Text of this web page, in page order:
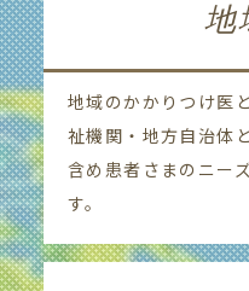
地
地域のかかりつけ医
祉機関・地方自治体
含め患者さまのニー
す。